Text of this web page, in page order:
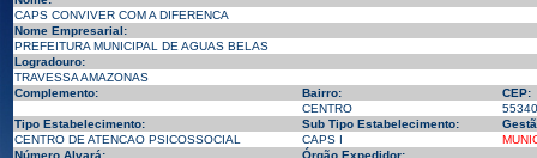
CAPS CONVIVER COM A DIFERENCA
Nome Empresarial:
PREFEITURA MUNICIPAL DE AGUAS BELAS
Logradouro:
TRAVESSA AMAZONAS
Complemento:
Bairro:
CEP:
CENTRO
Tipo Estabelecimento:
Sub Tipo Estabelecimento:
CENTRO DE ATENCAO PSICOSSOCIAL
CAPS I
Número Alvará:
Órgão Expedidor: